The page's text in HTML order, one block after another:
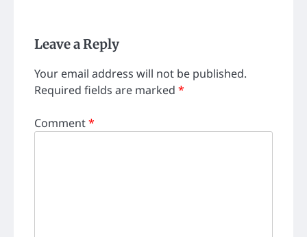
Leave a Reply
Your email address will not be published.
Required fields are marked *
Comment*